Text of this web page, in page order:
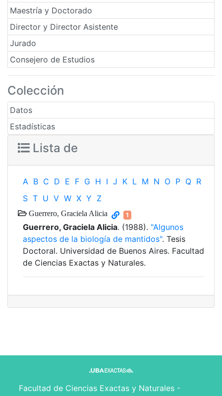
Maestría y Doctorado
Director y Director Asistente
Jurado
Consejero de Estudios
Colección
Datos
Estadísticas
Lista de
A B C D E F G H I J K L M N O P Q R
S T U V W X Y Z
Guerrero, Graciela Alicia 1
Guerrero, Graciela Alicia. (1988). "Algunos
aspectos de la biología de mantidos". Tesis
Doctoral. Universidad de Buenos Aires. Facultad
de Ciencias Exactas y Naturales.
Facultad de Ciencias Exactas y Naturales -